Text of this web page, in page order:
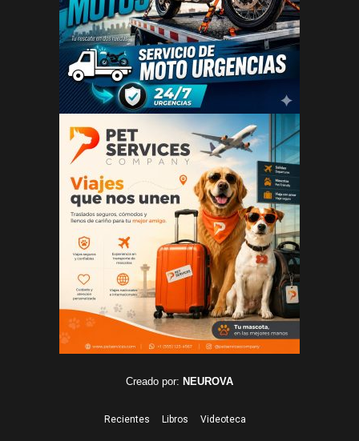
Creado por: NEUROVA
Recientes Libros Videoteca